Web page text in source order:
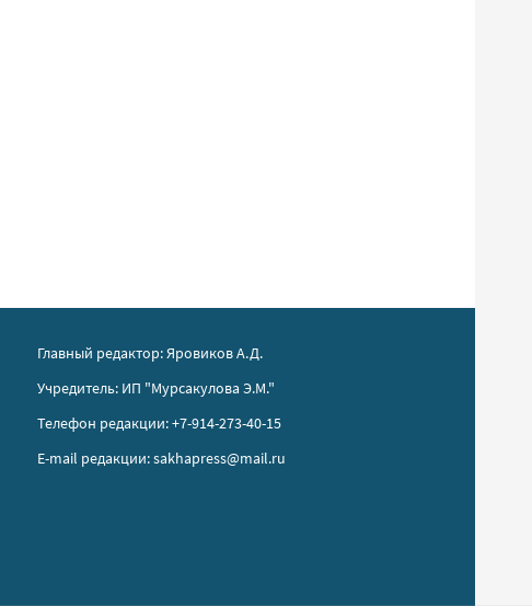
Главный редактор: Яровиков А.Д.
Учредитель: ИП "Мурсакулова Э.М."
Телефон редакции: +7-914-273-40-15
E-mail редакции: sakhapress@mail.ru